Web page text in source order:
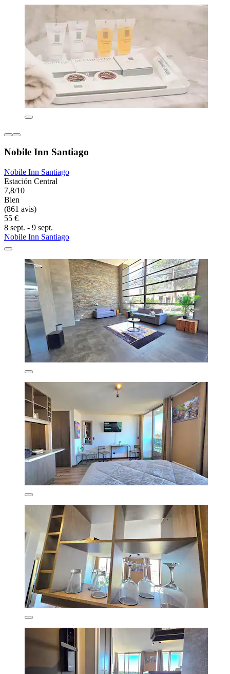
Nobile Inn Santiago
Nobile Inn Santiago
Estación Central
7,8/10
Bien
(861 avis)
55 €
8 sept. - 9 sept.
Nobile Inn Santiago